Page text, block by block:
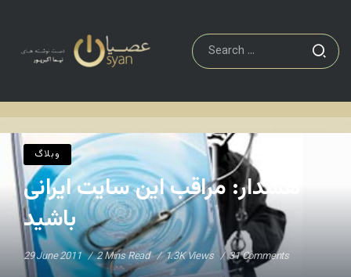
وبلاگ
هشدار: مراقب این سایت ایرانی
باشید
29 June 2011 2 Mins Read 1.3K Views 31 Comments